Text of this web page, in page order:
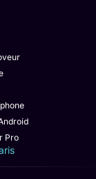
Pro